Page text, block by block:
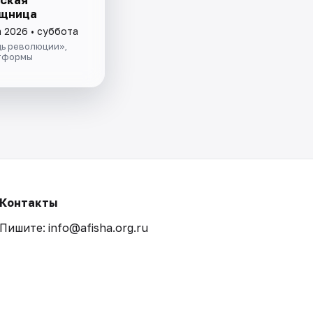
2026 • суббота
революции»,
Контакты
Пишите: info@afisha.org.ru